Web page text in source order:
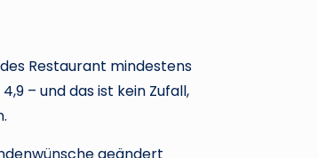
Restaurant mindestens
– und das ist kein Zufall,